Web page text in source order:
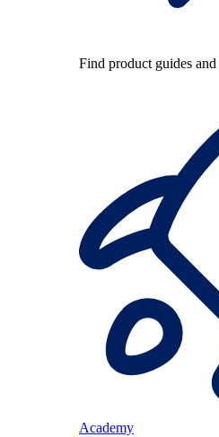
Find product guides and
Academy